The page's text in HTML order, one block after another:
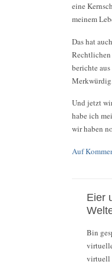
eine
meinem
Das hat
Rechtlichen
berichte
Und jetzt
habe ich
wir haben
Auf
Eier
Bin
virtuell